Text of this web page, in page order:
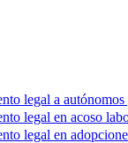
legal a autónomos
legal en acoso
legal en